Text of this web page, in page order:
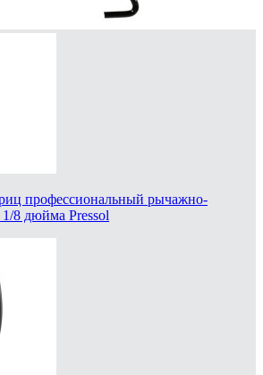
профессиональный рычажно-
8 дюйма Pressol